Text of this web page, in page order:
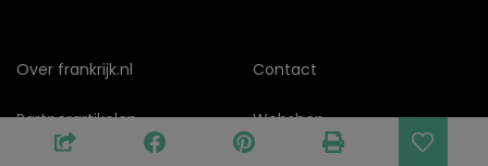
Over frankrijk.nl
Partnerartikelen
Contact
Webshop